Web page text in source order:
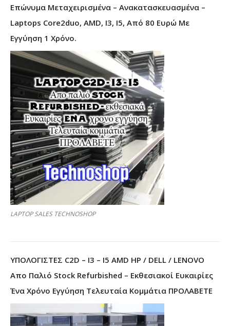
Επώνυμα Μεταχειρισμένα – Ανακατασκευασμένα –
Laptops Core2duo, AMD, I3, I5, Από 80 Ευρώ Με
Εγγύηση 1 Χρόνο.
LAPTOP SALES TECHNOSHOP
ΥΠΟΛΟΓΙΣΤΕΣ C2D – I3 – I5 AMD HP / DELL / LENOVO
Απο Παλιό Stock Refurbished – Εκθεσιακοί Ευκαιρίες
Ένα Χρόνο Εγγύηση Τελευταία Κομμάτια ΠΡΟΛΑΒΕΤΕ